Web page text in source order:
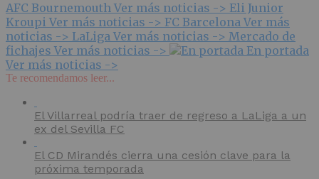
AFC Bournemouth Ver más noticias -> Eli Junior
Kroupi Ver más noticias -> FC Barcelona Ver más
noticias -> LaLiga Ver más noticias -> Mercado de
fichajes Ver más noticias ->
En portada
Ver más noticias ->
Te recomendamos leer...
El Villarreal podría traer de regreso a LaLiga a un
ex del Sevilla FC
El CD Mirandés cierra una cesión clave para la
próxima temporada